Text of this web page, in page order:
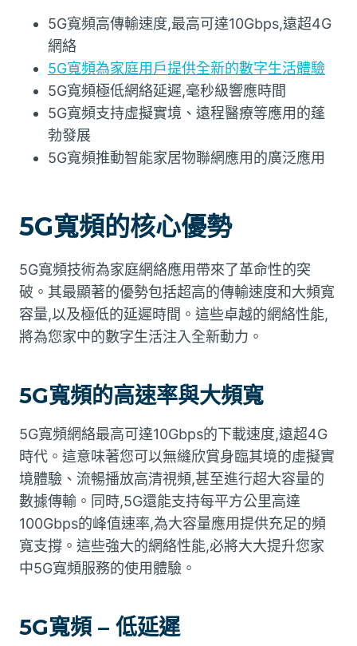
5G寬頻高傳輸速度,最高可達10Gbps,遠超4G
網絡
5G寬頻為家庭用戶提供全新的數字生活體驗
5G寬頻極低網絡延遲,毫秒級響應時間
5G寬頻支持虛擬實境、遠程醫療等應用的蓬
勃發展
5G寬頻推動智能家居物聯網應用的廣泛應用
5G寬頻的核心優勢
5G寬頻技術為家庭網絡應用帶來了革命性的突
破。其最顯著的優勢包括超高的傳輸速度和大頻寬
容量,以及極低的延遲時間。這些卓越的網絡性能,
將為您家中的數字生活注入全新動力。
5G寬頻的高速率與大頻寬
5G寬頻網絡最高可達10Gbps的下載速度,遠超4G
時代。這意味著您可以無縫欣賞身臨其境的虛擬實
境體驗、流暢播放高清視頻,甚至進行超大容量的
數據傳輸。同時,5G還能支持每平方公里高達
100Gbps的峰值速率,為大容量應用提供充足的頻
寬支撐。這些強大的網絡性能,必將大大提升您家
中5G寬頻服務的使用體驗。
5G寬頻 – 低延遲